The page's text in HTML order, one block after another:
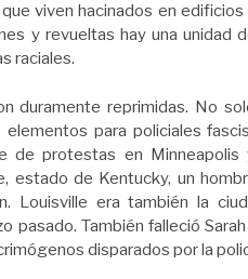
viven hacinados en
y revueltas hay una unidad
raciales.
duramente reprimidas. No
para policiales
de protestas en
estado de Kentucky, un
Louisville era también la
pasado. También falleció
disparados por la